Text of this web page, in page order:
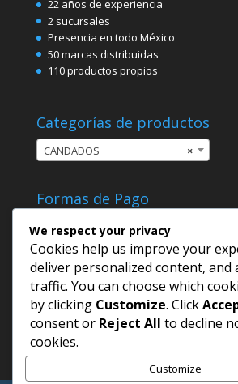
22 años de experiencia
2 sucursales
Presencia en todo México
50 marcas distribuidas
110 productos propios
Categorías de productos
×
CANDADOS
Formas de Pago
We respect your privacy
Cookies help us improve your
deliver personalized content, and
traffic. You can choose which
by clicking Customize. Click
consent or Reject All to decline
cookies.
Customize